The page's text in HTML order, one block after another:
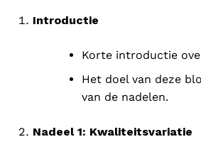
Introductie
Korte introductie
Het doel van deze
van de nadelen.
Nadeel 1: Kwaliteitsvariatie